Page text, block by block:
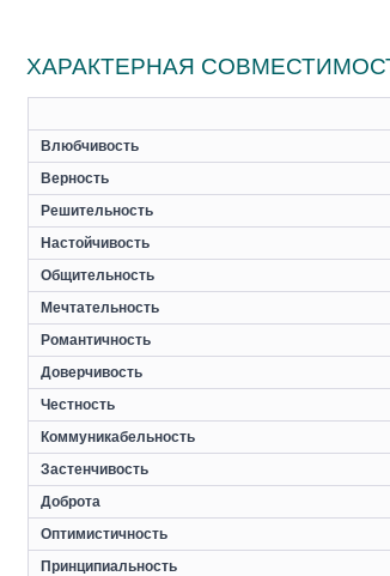
ХАРАКТЕРНАЯ
Влюбчивость
Верность
Решительность
Настойчивость
Общительность
Мечтательность
Романтичность
Доверчивость
Честность
Коммуникабельность
Застенчивость
Доброта
Оптимистичность
Принципиальность